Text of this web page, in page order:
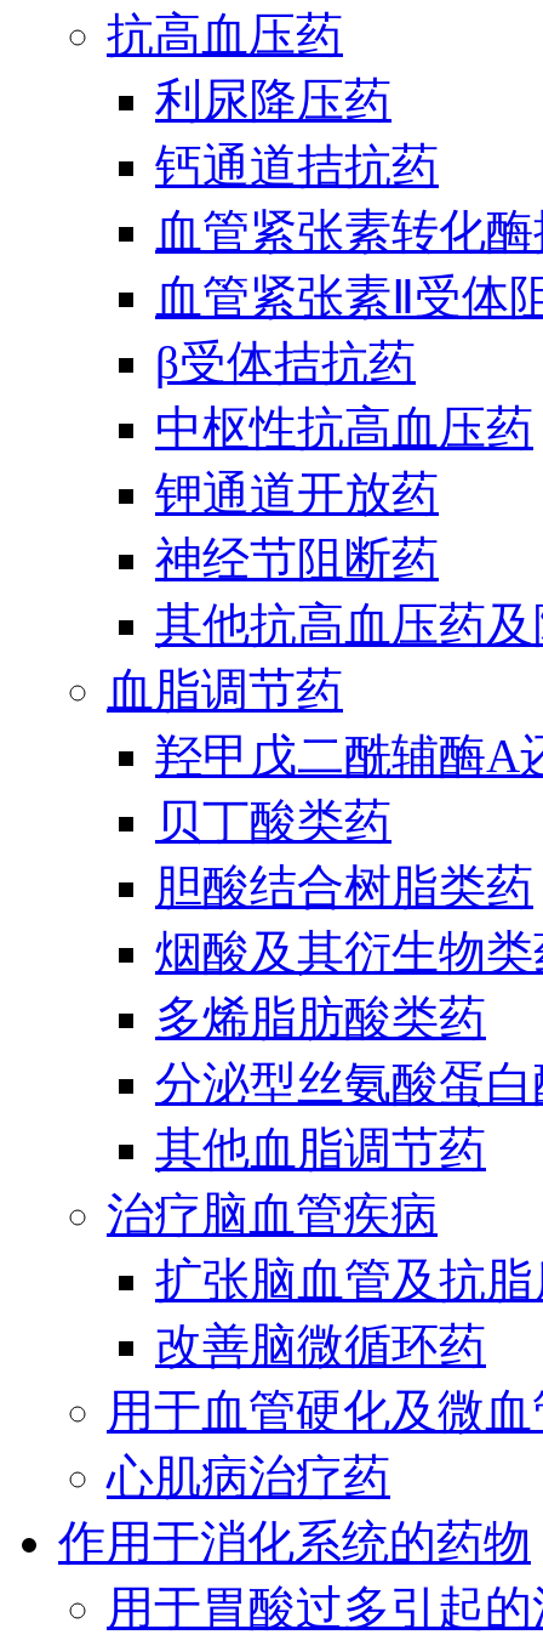
抗高血压药
利尿降压药
钙通道拮抗药
血管紧张素转化
血管紧张素Ⅱ受体
β受体拮抗药
中枢性抗高血压药
钾通道开放药
神经节阻断药
其他抗高血压药
血脂调节药
羟甲戊二酰辅酶A
贝丁酸类药
胆酸结合树脂类药
烟酸及其衍生物
多烯脂肪酸类药
分泌型丝氨酸蛋
其他血脂调节药
治疗脑血管疾病
扩张脑血管及抗
改善脑微循环药
用于血管硬化及微
心肌病治疗药
作用于消化系统的药物
用于胃酸过多引起